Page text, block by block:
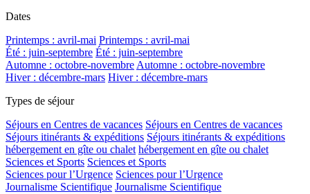
Dates
Printemps : avril-mai Printemps : avril-mai
Été : juin-septembre Été : juin-septembre
Automne : octobre-novembreAutomne : octobre-novembre
Hiver : décembre-mars Hiver : décembre-mars
Types de séjour
Séjours en Centres de vacances Séjours en Centres de vacances
Séjours itinérants & expéditions Séjours itinérants & expéditions
hébergement en gîte ou chalet hébergement en gîte ou chalet
Sciences et Sports Sciences et Sports
Sciences pour l’Urgence Sciences pour l’Urgence
Journalisme Scientifique Journalisme Scientifique